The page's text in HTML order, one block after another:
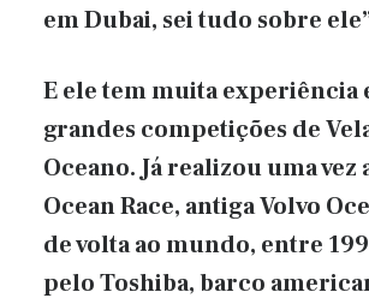
em Dubai, sei tudo sobre
E ele tem muita experiência
grandes competições de
Oceano. Já realizou uma vez
Ocean Race, antiga Volvo
de volta ao mundo, entre
pelo Toshiba, barco